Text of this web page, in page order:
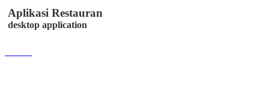
Aplikasi Restauran
desktop application